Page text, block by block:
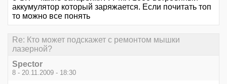
аккумулятор который заряжается. Если почитать топ
то можно все понять
Re: Кто может подскажет с ремонтом мышки
лазерной?
Spector
8 - 20.11.2009 - 18:30